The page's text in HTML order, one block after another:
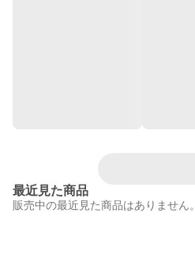
最近見た商品
販売中の最近見た商品はありません。